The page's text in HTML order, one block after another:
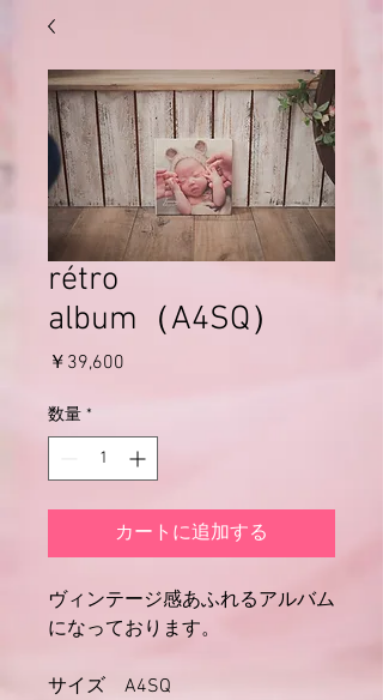
rétro
album（A4SQ）
￥39,600
数量 *
カートに追加する
ヴィンテージ感あふれるアルバム
になっております。
サイズ　A4SQ